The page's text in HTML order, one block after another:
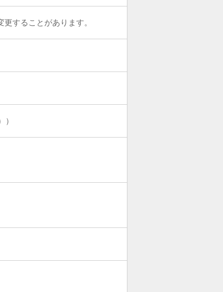
することがあります。
）